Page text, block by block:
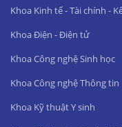
Khoa Kinh tế - Tài chính -
Khoa Điện - Điện tử
Khoa Công nghệ Sinh học
Khoa Công nghệ Thông tin
Khoa Kỹ thuật Y sinh